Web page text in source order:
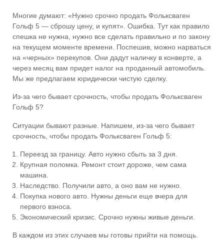
Многие думают: «Нужно срочно продать Фольксваген
Гольф 5 — сброшу цену, и купят». Ошибка. Тут как правило
спешка не нужна, нужно все сделать правильно и по закону
на текущем моменте времени. Поспешив, можно нарваться
на «черных» перекупов. Они дадут наличку в конверте, а
через месяц вам придет налог на проданный автомобиль.
Мы же предлагаем юридически чистую сделку.
Из-за чего бывает срочность, чтобы продать Фольксваген
Гольф 5?
Ситуации бывают разные. Напишем, из-за чего бывает
срочность, чтобы продать Фольксваген Гольф 5:
Переезд за границу. Авто нужно сбыть за 3 дня.
Крупная поломка. Ремонт стоит дороже, чем сама
машина.
Наследство. Получили авто, а оно вам не нужно.
Покупка нового авто. Нужны деньги еще вчера для
первого взноса.
Экономический кризис. Срочно нужны живые деньги.
В каждом из этих случаев мы готовы прийти на помощь.